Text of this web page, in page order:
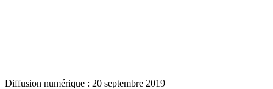
Diffusion numérique : 20 septembre 2019